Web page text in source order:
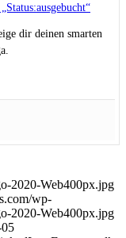
dir deinen smarten
2020-Web400px.jpg
wp-
2020-Web400px.jpg